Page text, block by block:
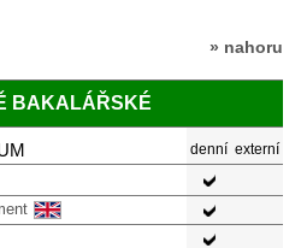
» nahoru
BAKALÁŘSKÉ
denní externí